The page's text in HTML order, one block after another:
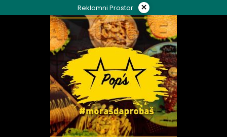
to
Reklamni Prostor ×